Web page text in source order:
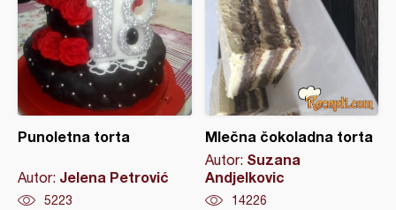
Punoletna torta
Autor: Jelena Petrović
5223
Mlečna čokoladna torta
Autor: Suzana
Andjelkovic
14226